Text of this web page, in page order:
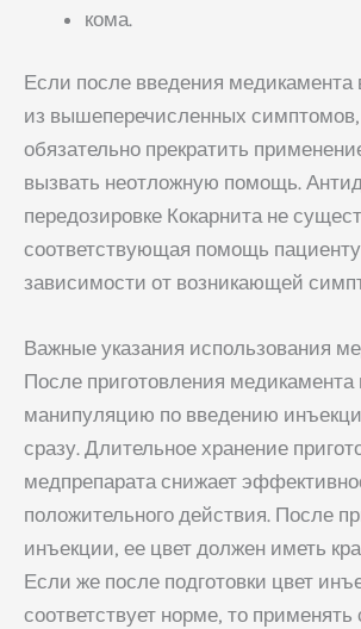
кома.
Если после введения медикамента
из вышеперечисленных симптомов,
обязательно прекратить
вызвать неотложную помощь.
передозировке Кокарнита не
соответствующая помощь пациенту
зависимости от возникающей
Важные указания использования
После приготовления медикамента
манипуляцию по введению
сразу. Длительное хранение
медпрепарата снижает
положительного действия. После
инъекции, ее цвет должен иметь
Если же после подготовки цвет
соответствует норме, то применять